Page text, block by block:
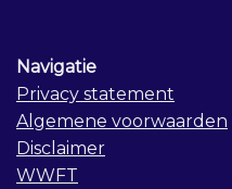
Navigatie
Privacy statement
Algemene voorwaarden
Disclaimer
WWFT